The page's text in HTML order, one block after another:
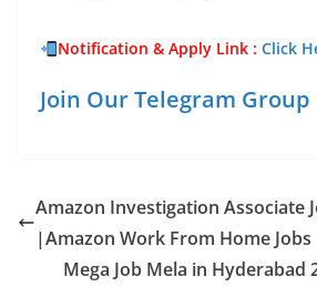
Notification & Apply Link : Click
Join Our Telegram Group
Amazon Investigation Associate
|Amazon Work From Home
Mega Job Mela in